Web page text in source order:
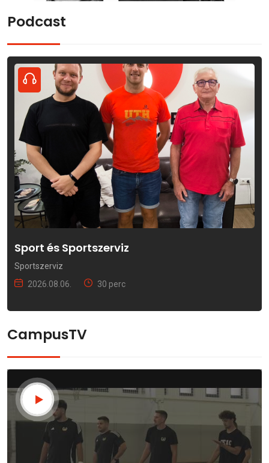
Podcast
Sport és Sportszerviz
Sportszerviz
2026.08.06.
30 perc
CampusTV